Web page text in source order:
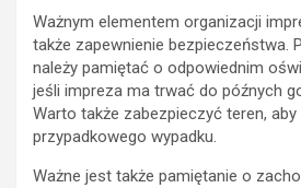
Ważnym elementem organizacji
także zapewnienie bezpieczeństwa.
należy pamiętać o odpowiednim
jeśli impreza ma trwać do późnych
Warto także zabezpieczyć teren, aby
przypadkowego wypadku.
Ważne jest także pamiętanie o